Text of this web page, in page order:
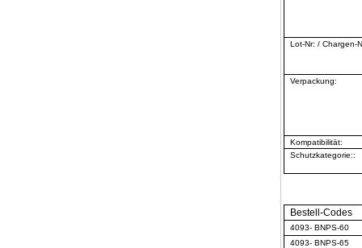
Lot-Nr: / Chargen-
Verpackung:
Kompatibilität:
Schutzkategorie::
Bestell-Codes
4093- BNPS-60
4093- BNPS-65